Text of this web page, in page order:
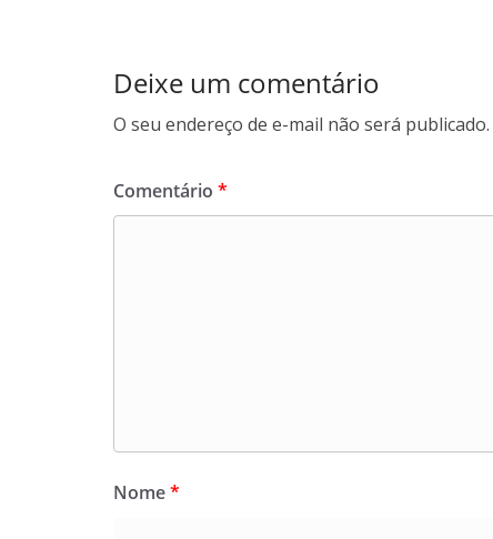
Deixe um comentário
O seu endereço de e-mail não será publicado.
Comentário *
Nome*